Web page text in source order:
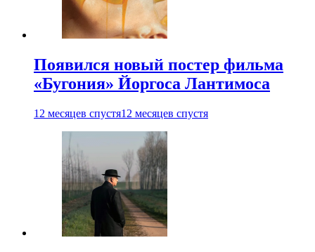
Появился новый постер фильма
«Бугония» Йоргоса Лантимоса
12 месяцев спустя12 месяцев спустя